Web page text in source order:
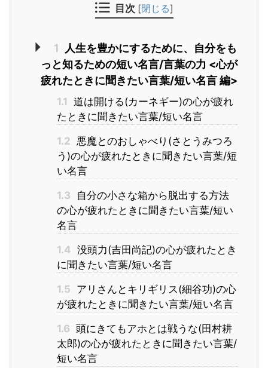
目次 [閉じる]
1
人生を豊かにするために、自分をも
っと知るための短い名言/言葉の力 <心が
疲れたときに聞きたい言葉/短い名言 編>
1.1 道は開ける(カーネギー)の心が疲れ
たときに聞きたい言葉/短い名言
1.2 悪魔とのおしゃべり(さとうみつろ
う)の心が疲れたときに聞きたい言葉/短
い名言
1.3
自分の小さな箱から脱出する方法
の心が疲れたときに聞きたい言葉/短い
名言
1.4 没頭力(吉田尚記)の心が疲れたとき
に聞きたい言葉/短い名言
1.5 アリさんとキリギリス(細谷功)の心
が疲れたときに聞きたい言葉/短い名言
1.6 頭にきてもアホとは戦うな(田村耕
太郎)の心が疲れたときに聞きたい言葉/
短い名言